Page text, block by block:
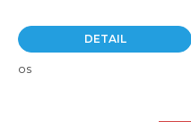
DETAIL
os